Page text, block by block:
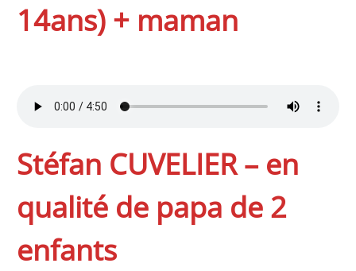
14ans) + maman
Stéfan CUVELIER – en
qualité de papa de 2
enfants